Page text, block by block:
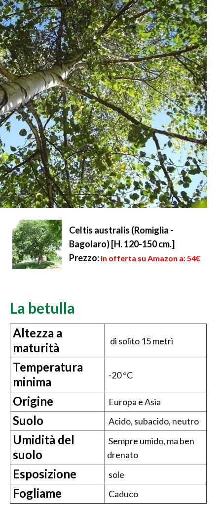
Celtis australis (Romiglia -
Bagolaro) [H. 120-150 cm.]
Prezzo: in offerta su Amazon a: 54€
La betulla
Altezza a
maturità
di solito 15 metri
Temperatura
minima
-20 °C
Origine Europa e Asia
Suolo Acido, subacido, neutro
Umidità del
suolo
Sempre umido, ma ben
drenato
Esposizione sole
Fogliame Caduco